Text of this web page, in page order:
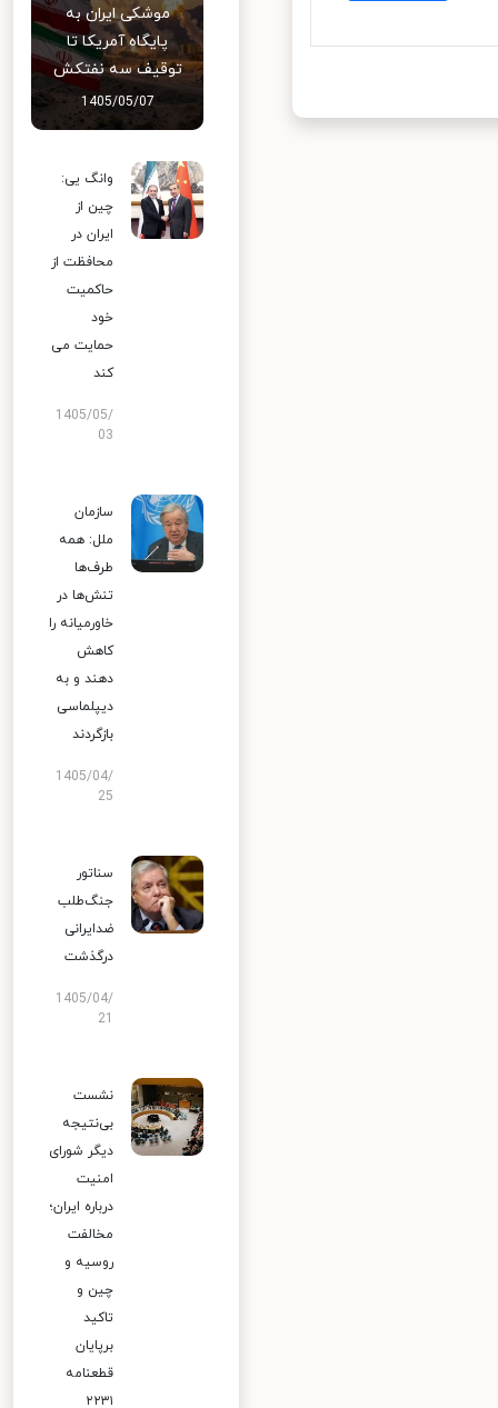
موشکی ایران به
پایگاه آمریکا تا
توقیف سه نفتکش
1405/05/07
وانگ یی:
چین از
ایران در
محافظت از
حاکمیت
خود
حمایت می
کند
1405/05/
03
سازمان
ملل: همه
طرف‌ها
تنش‌ها در
خاورمیانه را
کاهش
دهند و به
دیپلماسی
بازگردند
1405/04/
25
سناتور
جنگ‌طلب
ضدایرانی
درگذشت
1405/04/
نشست
بی‌نتیجه
دیگر شورای
امنیت
درباره ایران؛
مخالفت
روسیه و
چین و
تاکید
برپایان
قطعنامه
۲۲۳۱